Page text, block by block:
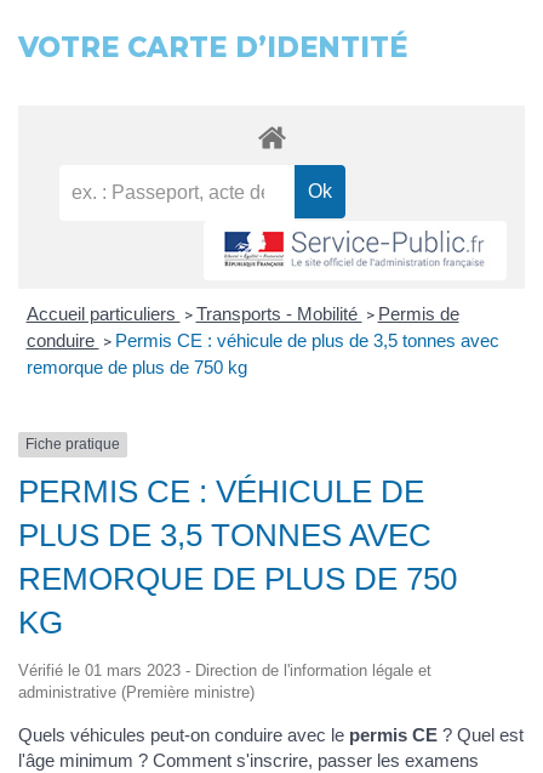
VOTRE CARTE D’IDENTITÉ
Accueil particuliers > Transports - Mobilité > Permis de
conduire > Permis CE : véhicule de plus de 3,5 tonnes avec
remorque de plus de 750 kg
Fiche pratique
PERMIS CE : VÉHICULE DE
PLUS DE 3,5 TONNES AVEC
REMORQUE DE PLUS DE 750
KG
Vérifié le 01 mars 2023 - Direction de l'information légale et
administrative (Première ministre)
Quels véhicules peut-on conduire avec le permis CE ? Quel est
l'âge minimum ? Comment s'inscrire, passer les examens